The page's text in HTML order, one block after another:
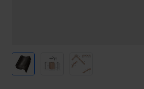
View larger image
View larger imageView larger image